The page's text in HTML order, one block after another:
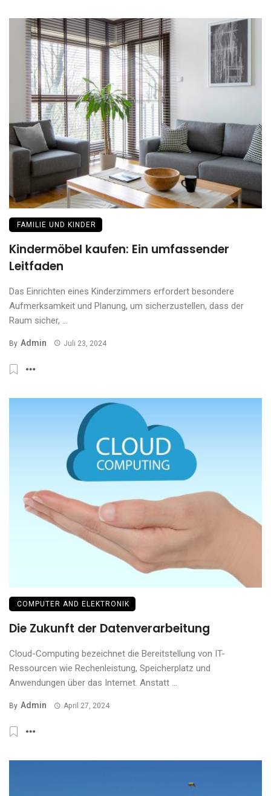
FAMILIE UND KINDER
Kindermöbel kaufen: Ein umfassender
Leitfaden
Das Einrichten eines Kinderzimmers erfordert besondere
Aufmerksamkeit und Planung, um sicherzustellen, dass der
Raum sicher, ...
By Admin Juli 23, 2024
COMPUTER AND ELEKTRONIK
Die Zukunft der Datenverarbeitung
Cloud-Computing bezeichnet die Bereitstellung von IT-
Ressourcen wie Rechenleistung, Speicherplatz und
Anwendungen über das Internet. Anstatt ...
By Admin April 27, 2024